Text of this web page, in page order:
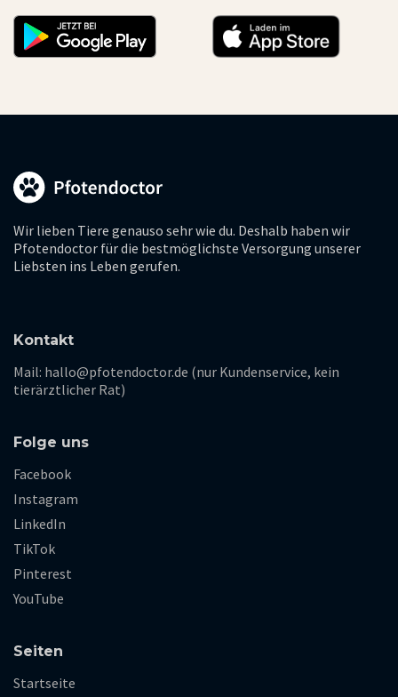
Wir lieben Tiere genauso sehr wie du. Deshalb haben wir
Pfotendoctor für die bestmöglichste Versorgung unserer
Liebsten ins Leben gerufen.
Kontakt
Mail: hallo@pfotendoctor.de (nur Kundenservice, kein
tierärztlicher Rat)
Folge uns
Facebook
Instagram
LinkedIn
TikTok
Pinterest
YouTube
Seiten
Startseite